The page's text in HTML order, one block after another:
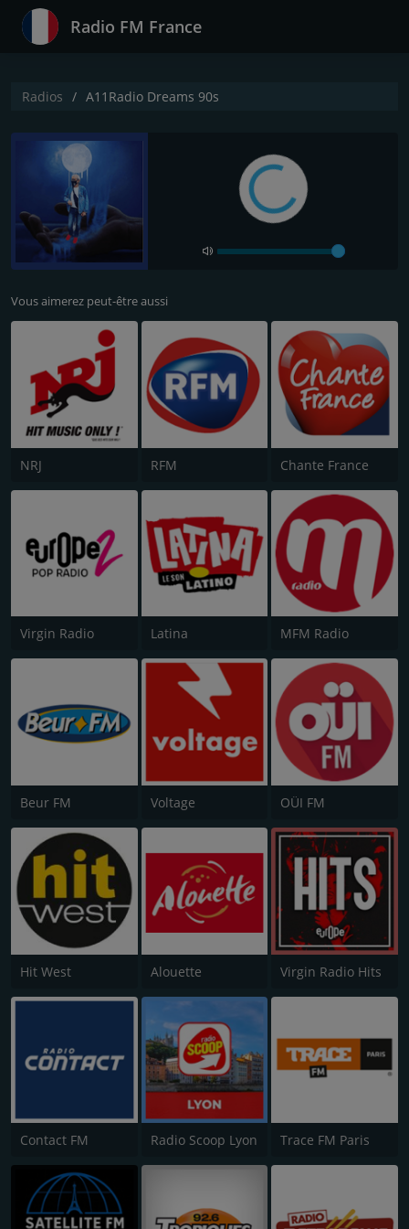
Radio FM France
Radios A11Radio Dreams 90s
Vous aimerez peut-être aussi
NRJ RFM Chante France
Virgin Radio Latina MFM Radio
Beur FM Voltage OÜI FM
Hit West Alouette Virgin Radio Hits
Contact FM Radio Scoop Lyon Trace FM Paris